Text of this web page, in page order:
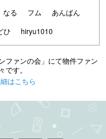
なる フム
あんぱん
ひ hiryu1010
ファンの会」にて物件ファン
す。
はこちら